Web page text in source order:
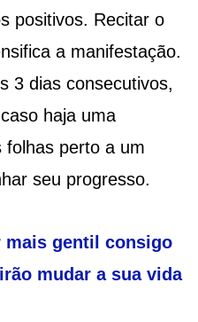
positivos. Recitar o
a manifestação.
3 dias consecutivos,
haja uma
folhas perto a um
seu progresso.
mais gentil consigo
mudar a sua vida